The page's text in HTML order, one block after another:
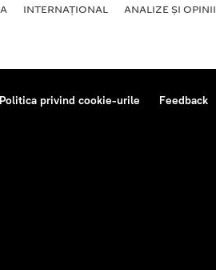
INTERNAŢIONAL ANALIZE ȘI OPINII
Politica privind cookie-urile Feedback